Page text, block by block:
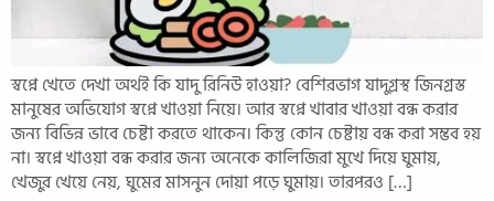
স্বপ্নে খেতে দেখা অর্থই কি যাদু রিনিউ হাওয়া? বেশিরভাগ যাদুগ্রস্থ জিনগ্রস্ত
মানুষের অভিযোগ স্বপ্নে খাওয়া নিয়ে। আর স্বপ্নে খাবার খাওয়া বন্ধ করার
জন্য বিভিন্ন ভাবে চেষ্টা করতে থাকেন। কিন্তু কোন চেষ্টায় বন্ধ করা সম্ভব হয়
না। স্বপ্নে খাওয়া বন্ধ করার জন্য অনেকে কালিজিরা মুখে দিয়ে ঘুমায়,
খেজুর খেয়ে নেয়, ঘুমের মাসনুন দোয়া পড়ে ঘুমায়। তারপরও […]